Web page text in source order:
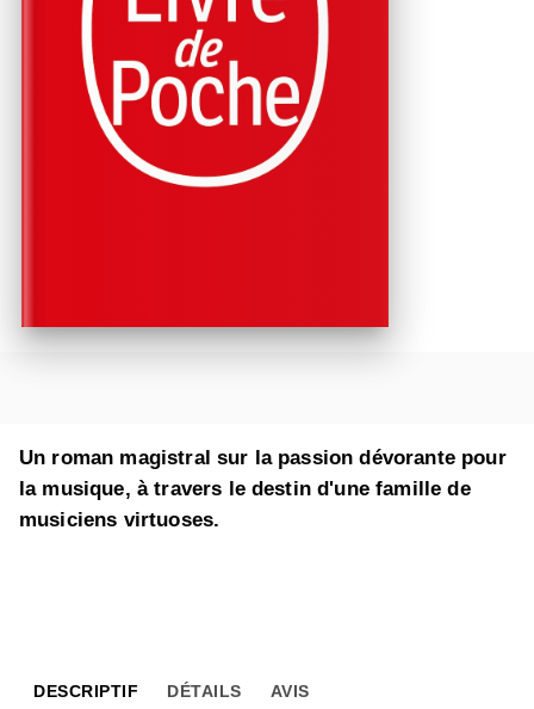
Un roman magistral sur la passion dévorante pour
la musique, à travers le destin d'une famille de
musiciens virtuoses.
DESCRIPTIF DÉTAILS AVIS